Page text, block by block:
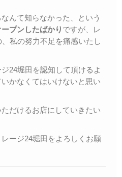
んて知らなかった、という
プンしたばかり ですが、レ
私の努力不足を痛感いたし
24堀田を認知して頂けるよ
かなくてはいけないと思い
だけるお店にしていきたい
ージ24堀田をよろしくお願